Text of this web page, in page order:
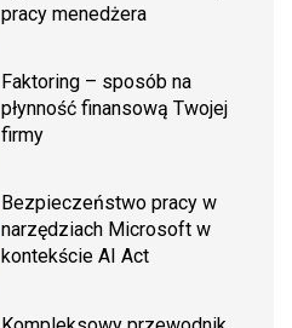
pracy menedżera
Faktoring – sposób na
płynność finansową Twojej
firmy
Bezpieczeństwo pracy w
narzędziach Microsoft w
kontekście AI Act